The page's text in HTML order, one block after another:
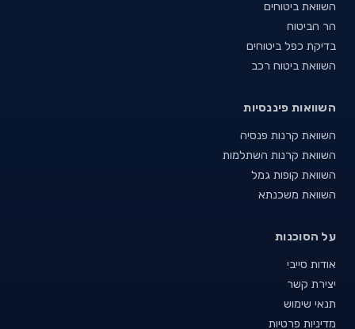
השוואת ביטוחים
הר הביטוח
בדיקת כפל ביטוחים
השוואת ביטוח רכב
השוואות פיננסיות
השוואת קרנות פנסיה
השוואת קרנות השתלמות
השוואת קופות גמל
השוואת משכנתא
על הסוכנות
אודות סייבי
יצירת קשר
תנאי שימוש
מדיניות פרטיות